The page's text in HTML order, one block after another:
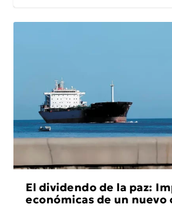
El dividendo de la paz:
económicas de un nuevo